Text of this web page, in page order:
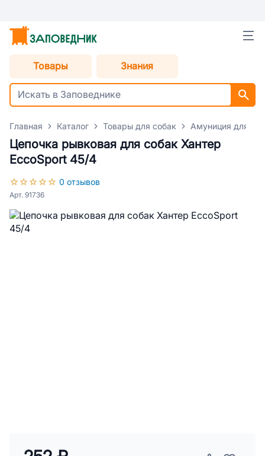
Товары Знания
Главная Каталог Товары для собак Амуниция для
Цепочка рывковая для собак Хантер
EccoSport 45/4
0 отзывов
Арт. 91736